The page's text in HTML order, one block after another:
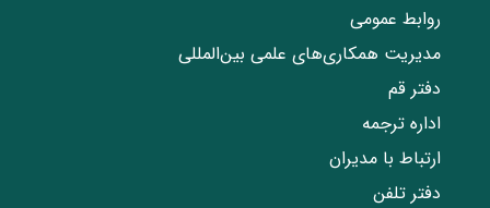
روابط عمومی
مدیریت همکاری‌های علمی بین‌المللی
دفتر قم
اداره ترجمه
ارتباط با مدیران
دفتر تلفن